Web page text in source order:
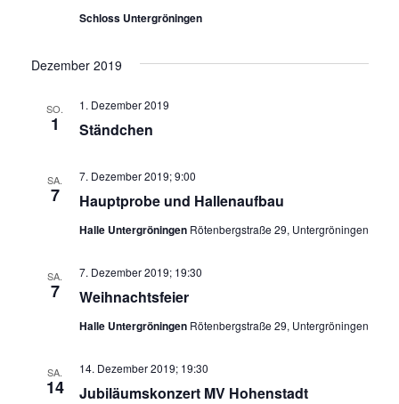
Schloss Untergröningen
Dezember 2019
SO.
1 Ständchen
1. Dezember 2019
SA.
7 Hauptprobe und Hallenaufbau
7. Dezember 2019; 9:00
Halle Untergröningen Rötenbergstraße 29, Untergröningen
SA.
7 Weihnachtsfeier
7. Dezember 2019; 19:30
Halle Untergröningen Rötenbergstraße 29, Untergröningen
SA.
14 Jubiläumskonzert MV Hohenstadt
14. Dezember 2019; 19:30